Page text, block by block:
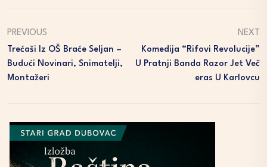
PREVIOUS
Trećaši Iz OŠ Braće Seljan –
Budući Novinari, Snimatelji,
Montažeri
NEXT
Komedija “Rifovi Revolucije”
U Pratnji Banda Razor Jet Več
Eras U Karlovcu